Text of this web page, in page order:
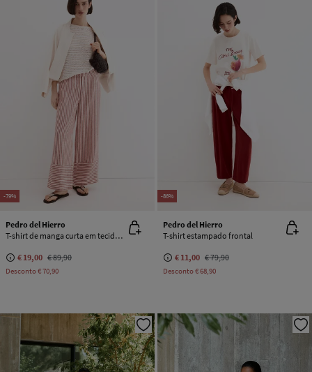
-79%
Pedro del Hierro
T-shirt de manga curta em tecido perfurado
€ 19,00 € 89,90
Desconto€ 70,90
-86%
Pedro del Hierro
T-shirt estampado frontal
€ 11,00 € 79,90
Desconto€ 68,90